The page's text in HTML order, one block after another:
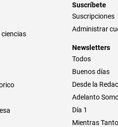
ciencias
Suscríbete
Suscripciones
Administrar
Newsletters
Todos
Buenos días
Desde la
Adelanto
Día 1
Mientras Tanto